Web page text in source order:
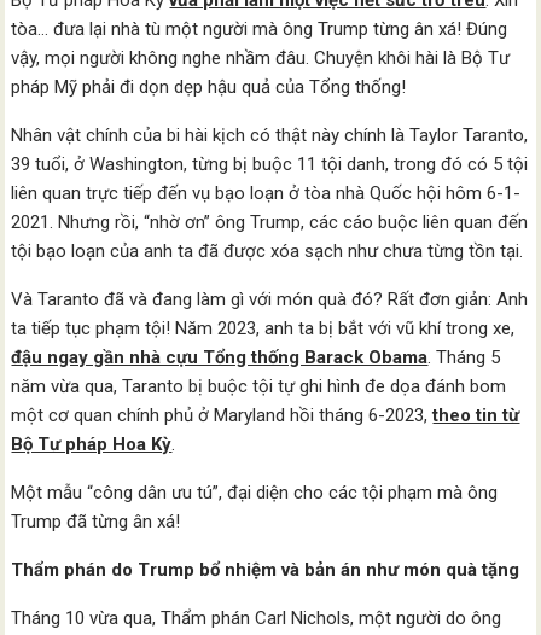
tòa… đưa lại nhà tù một người mà ông Trump từng ân xá! Đúng
vậy, mọi người không nghe nhầm đâu. Chuyện khôi hài là Bộ Tư
pháp Mỹ phải đi dọn dẹp hậu quả của Tổng thống!
Nhân vật chính của bi hài kịch có thật này chính là Taylor Taranto,
39 tuổi, ở Washington, từng bị buộc 11 tội danh, trong đó có 5 tội
liên quan trực tiếp đến vụ bạo loạn ở tòa nhà Quốc hội hôm 6-1-
2021. Nhưng rồi, “nhờ ơn” ông Trump, các cáo buộc liên quan đến
tội bạo loạn của anh ta đã được xóa sạch như chưa từng tồn tại.
Và Taranto đã và đang làm gì với món quà đó? Rất đơn giản: Anh
ta tiếp tục phạm tội! Năm 2023, anh ta bị bắt với vũ khí trong xe,
đậu ngay gần nhà cựu Tổng thống Barack Obama. Tháng 5
năm vừa qua, Taranto bị buộc tội tự ghi hình đe dọa đánh bom
một cơ quan chính phủ ở Maryland hồi tháng 6-2023,theo tin từ
Bộ Tư pháp Hoa Kỳ.
Một mẫu “công dân ưu tú”, đại diện cho các tội phạm mà ông
Trump đã từng ân xá!
Thẩm phán do Trump bổ nhiệm và bản án như món quà tặng
Tháng 10 vừa qua, Thẩm phán Carl Nichols, một người do ông